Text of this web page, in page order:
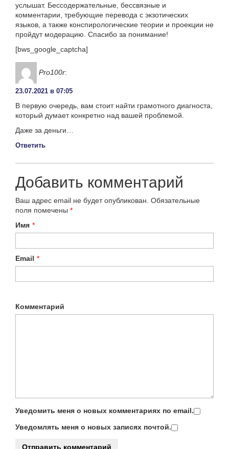
услышат. Бессодержательные, бессвязные и
комментарии, требующие перевода с экзотических
языков, а также конспирологические теории и проекции не
пройдут модерацию. Спасибо за понимание!
[bws_google_captcha]
Pro100r:
23.07.2021 в 07:05
В первую очередь, вам стоит найти грамотного диагноста,
который думает конкретно над вашей проблемой.
Даже за деньги…
Ответить
Добавить комментарий
Ваш адрес email не будет опубликован. Обязательные
поля помечены *
Имя *
Email *
Комментарий
Уведомить меня о новых комментариях по email.
Уведомлять меня о новых записях почтой.